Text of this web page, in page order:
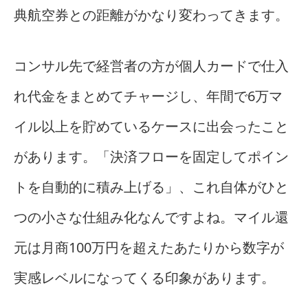
典航空券との距離がかなり変わってきます。
コンサル先で経営者の方が個人カードで仕入
れ代金をまとめてチャージし、年間で6万マ
イル以上を貯めているケースに出会ったこと
があります。「決済フローを固定してポイン
トを自動的に積み上げる」、これ自体がひと
つの小さな仕組み化なんですよね。マイル還
元は月商100万円を超えたあたりから数字が
実感レベルになってくる印象があります。